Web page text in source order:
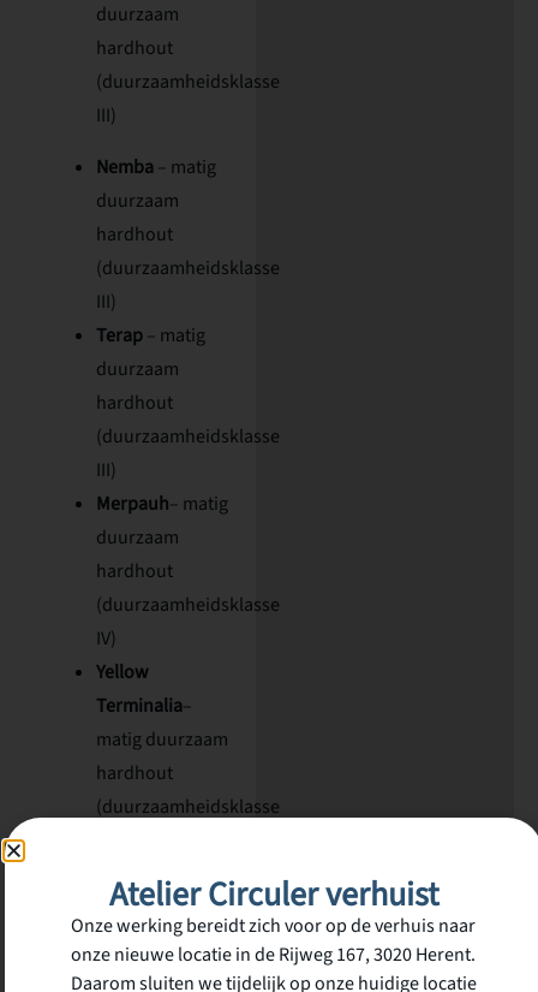
duurzaam
hardhout
(duurzaamheidsklasse
III)
Nemba
– matig
duurzaam
hardhout
(duurzaamheidsklasse
III)
Terap
– matig
duurzaam
hardhout
(duurzaamheidsklasse
III)
Merpauh – matig
duurzaam
hardhout
(duurzaamheidsklasse
IV)
Yellow
Terminalia
matig duurzaam
hardhout
(duurzaamheidsklasse
De planken worden
geproduceerd uit deze
gemengde reststroom,
waardoor beide
Atelier Circuler verhuist
Onze werking bereidt zich voor op de verhuis naar
onze nieuwe locatie in de Rijweg 167, 3020 Herent.
Daarom sluiten we tijdelijk op onze huidige locatie